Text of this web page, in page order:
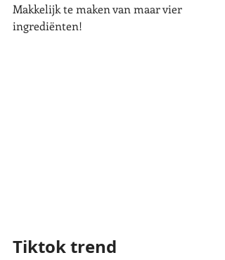
Makkelijk te maken van maar vier
ingrediënten!
Tiktok trend